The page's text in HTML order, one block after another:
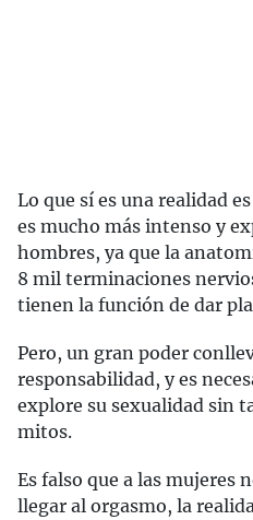
Lo que sí es una realidad
es mucho más intenso y
hombres, ya que la
8 mil terminaciones
tienen la función de dar
Pero, un gran poder
responsabilidad, y es
explore su sexualidad sin
mitos.
Es falso que a las mujeres
llegar al orgasmo, la